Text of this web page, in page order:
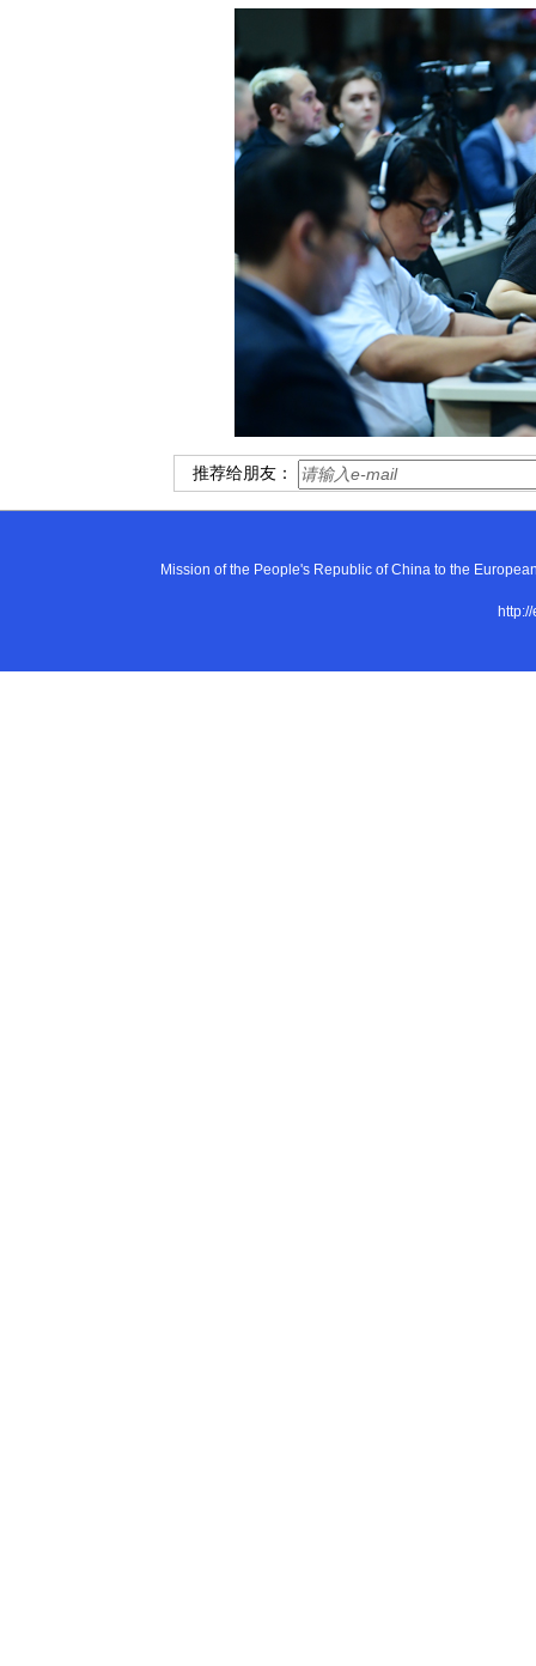
推荐给朋友：
Mission of the People's Republic of China to the